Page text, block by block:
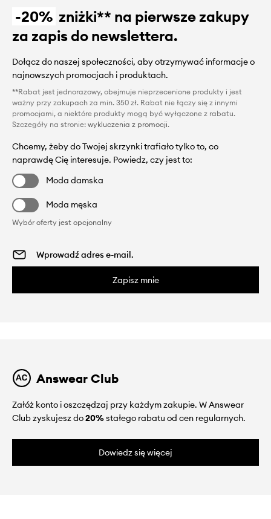
-20% zniżki** na pierwsze zakupy
za zapis do newslettera.
Dołącz do naszej społeczności, aby otrzymywać informacje o
najnowszych promocjach i produktach.
**Rabat jest jednorazowy, obejmuje nieprzecenione produkty i jest
ważny przy zakupach za min. 350 zł. Rabat nie łączy się z innymi
promocjami, a niektóre produkty mogą być wyłączone z rabatu.
Szczegóły na stronie: wykluczenia z promocji.
Chcemy, żeby do Twojej skrzynki trafiało tylko to, co
naprawdę Cię interesuje. Powiedz, czy jest to:
Moda damska
Moda męska
Wybór oferty jest opcjonalny
Zapisz mnie
Answear Club
Załóż konto i oszczędzaj przy każdym zakupie. W Answear
Club zyskujesz do20%stałego rabatu od cen regularnych.
Dowiedz się więcej